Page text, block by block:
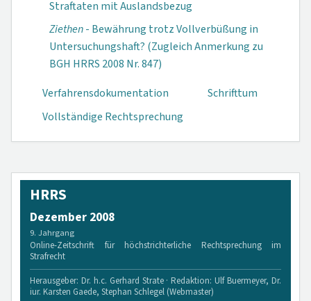
Straftaten mit Auslandsbezug
Ziethen- Bewährung trotz Vollverbüßung in
Untersuchungshaft? (Zugleich Anmerkung zu
BGH HRRS 2008 Nr. 847)
Verfahrensdokumen­tation
Schrifttum
Vollständige Rechtsprechung
HRRS
Dezember 2008
9. Jahrgang
Online-Zeitschrift für höchstrichterliche Rechtsprechung im
Strafrecht
Herausgeber: Dr. h.c. Gerhard Strate · Redaktion: Ulf Buermeyer, Dr.
iur. Karsten Gaede, Stephan Schlegel (Webmaster)